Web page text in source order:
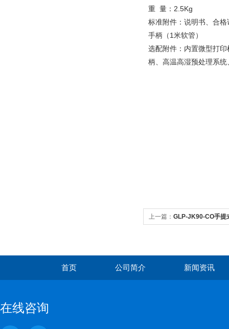
重 量：2.5Kg
标准附件：说明书、合
手柄（1米软管）
选配附件：内置微型打
柄、高温高湿预处理系
上一篇： GLP-JK90-CO手提
首页 公司简介 新闻资讯
在线咨询